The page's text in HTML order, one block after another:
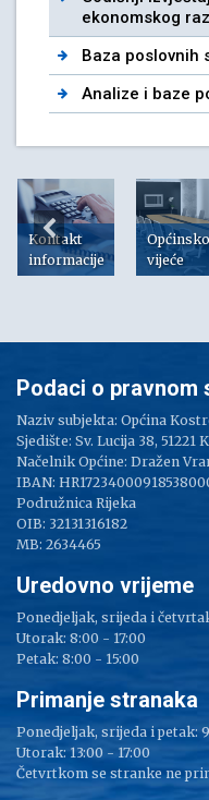
ekonomskog
Baza poslovnih
Analize i baze
Kontakt
informacije
Općinsko
vijeće
Podaci o pravnom
Naziv subjekta: Općina
Sjedište: Sv. Lucija 38, 51221
Načelnik Općine: Dražen
IBAN:
Podružnica Rijeka
OIB: 32131316182
MB: 2634465
Uredovno vrijeme
Ponedjeljak, srijeda i
Utorak: 8:00 - 17:00
Petak: 8:00 - 15:00
Primanje stranaka
Ponedjeljak, srijeda i petak:
Utorak: 13:00 - 17:00
Četvrtkom se stranke ne